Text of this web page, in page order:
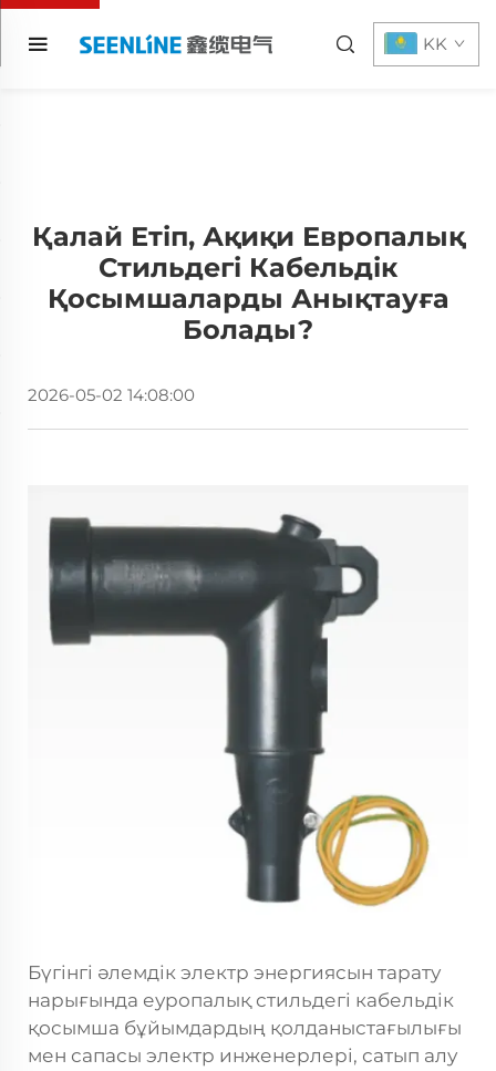
KK
Қалай Етіп, Ақиқи Европалық
Стильдегі Кабельдік
Қосымшаларды Анықтауға
Болады?
2026-05-02 14:08:00
Бүгінгі әлемдік электр энергиясын тарату
нарығында еуропалық стильдегі кабельдік
қосымша бұйымдардың қолданыстағылығы
мен сапасы электр инженерлері, сатып алу